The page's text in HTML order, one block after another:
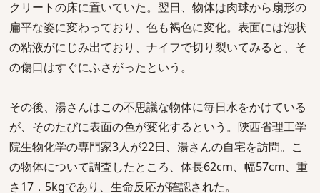
クリートの床に置いていた。翌日、物体は肉球から扇形の
扁平な姿に変わっており、色も褐色に変化。表面には泡状
の粘液がにじみ出ており、ナイフで切り裂いてみると、そ
の傷口はすぐにふさがったという。
その後、湯さんはこの不思議な物体に毎日水をかけている
が、そのたびに表面の色が変化するという。陝西省理工学
院生物化学の専門家3人が22日、湯さんの自宅を訪問。こ
の物体について調査したところ、体長62cm、幅57cm、重
さ17．5kgであり、生命反応が確認された。